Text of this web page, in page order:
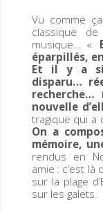
Vu comme
classique
musique… «
éparpillés,
Et il y a
disparu…
recherche…
nouvelle
tragique qui a
On a
mémoire,
rendus en
amie : c’est là
sur la plage
sur les galets.